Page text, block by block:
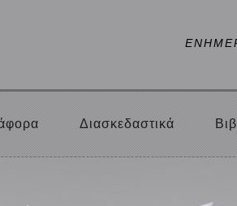
Διασκεδαστικά